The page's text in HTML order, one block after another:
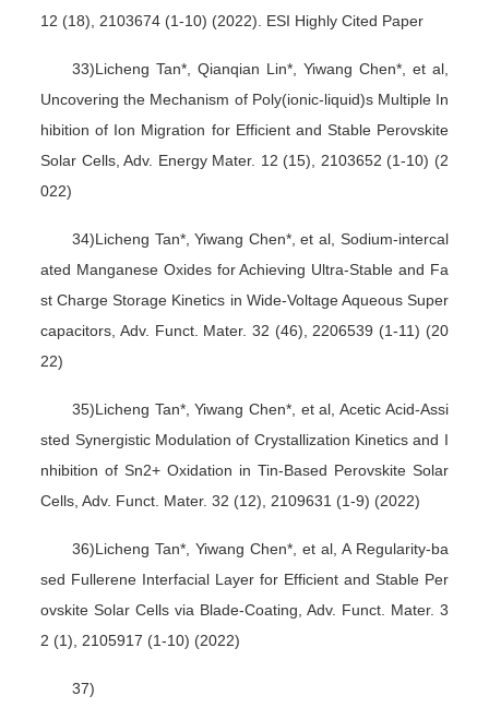
12 (18), 2103674 (1-10) (2022). ESI Highly Cited Paper
33)Licheng Tan*, Qianqian Lin*, Yiwang Chen*, et al,
Uncovering the Mechanism of Poly(ionic-liquid)s Multiple In
hibition of Ion Migration for Efficient and Stable Perovskite
Solar Cells, Adv. Energy Mater. 12 (15), 2103652 (1-10) (2
022)
34)Licheng Tan*, Yiwang Chen*, et al, Sodium-intercal
ated Manganese Oxides for Achieving Ultra-Stable and Fa
st Charge Storage Kinetics in Wide-Voltage Aqueous Super
capacitors, Adv. Funct. Mater. 32 (46), 2206539 (1-11) (20
22)
35)Licheng Tan*, Yiwang Chen*, et al, Acetic Acid-Assi
sted Synergistic Modulation of Crystallization Kinetics and I
nhibition of Sn2+ Oxidation in Tin-Based Perovskite Solar
Cells, Adv. Funct. Mater. 32 (12), 2109631 (1-9) (2022)
36)Licheng Tan*, Yiwang Chen*, et al, A Regularity-ba
sed Fullerene Interfacial Layer for Efficient and Stable Per
ovskite Solar Cells via Blade-Coating, Adv. Funct. Mater. 3
2 (1), 2105917 (1-10) (2022)
37)